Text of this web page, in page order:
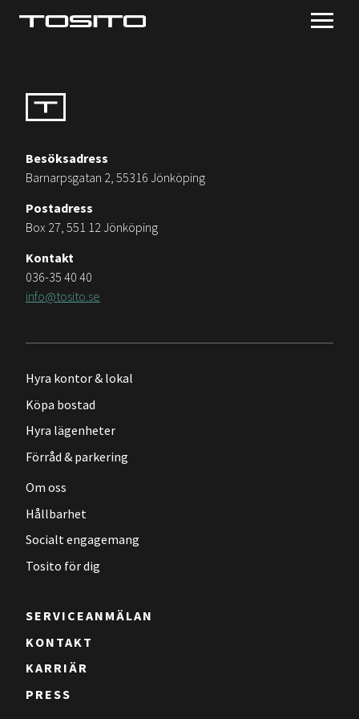
Besöksadress
Barnarpsgatan 2, 55316 Jönköping
Postadress
Box 27, 551 12 Jönköping
Kontakt
036-35 40 40
info@tosito.se
Hyra kontor & lokal
Köpa bostad
Hyra lägenheter
Förråd & parkering
Om oss
Hållbarhet
Socialt engagemang
Tosito för dig
SERVICEANMÄLAN
KONTAKT
KARRIÄR
PRESS